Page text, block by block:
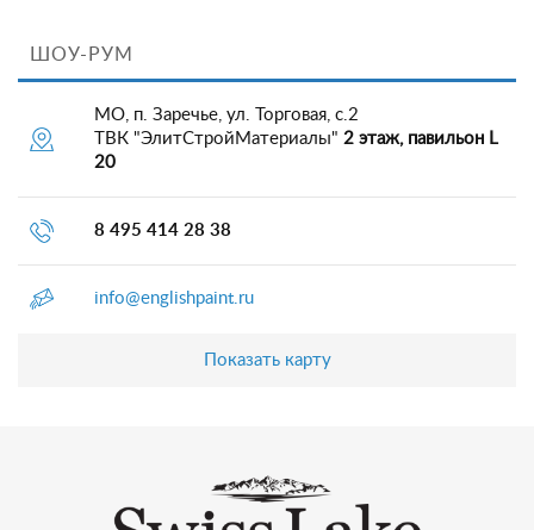
ШОУ-РУМ
МО, п. Заречье, ул. Торговая, с.2
ТВК "ЭлитСтройМатериалы" 2 этаж, павильон L
20
8 495 414 28 38
info@englishpaint.ru
Показать карту